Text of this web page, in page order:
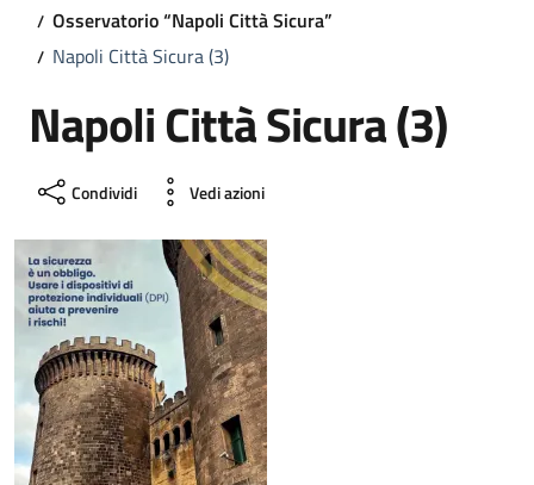
Osservatorio “Napoli Città Sicura”
Napoli Città Sicura (3)
Napoli Città Sicura (3)
Condividi Vedi azioni